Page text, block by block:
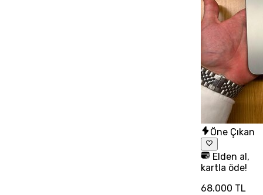
Öne Çıkan
Elden al,
kartla öde!
68.000 TL